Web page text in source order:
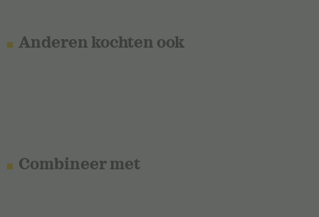
Anderen kochten ook
Combineer met